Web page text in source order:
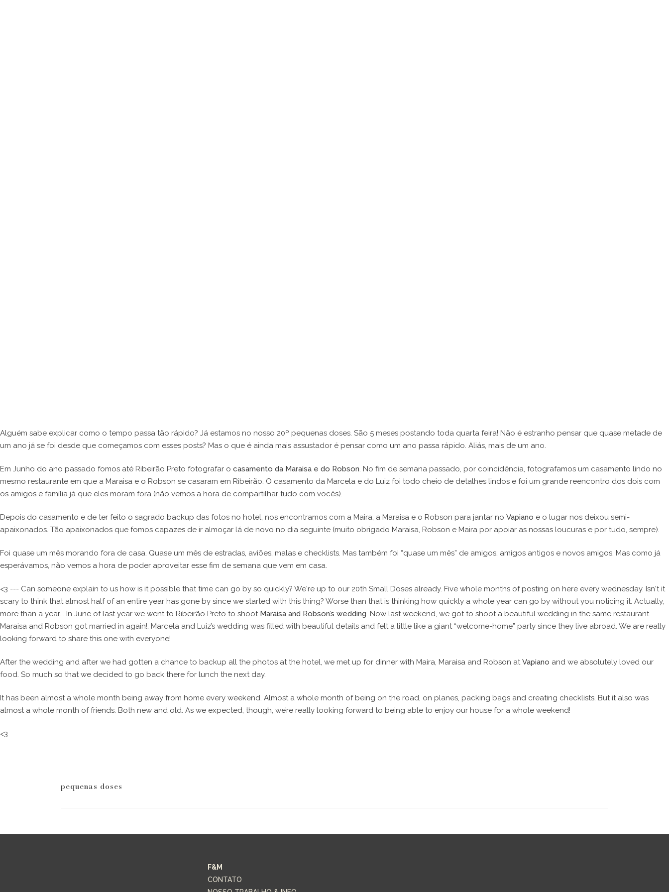
Alguém sabe explicar como o tempo passa tão rápido? Já estamos no nosso 20º pequenas doses. São 5 meses postando toda quarta feira! Não é estranho pensar que quase metade de
um ano já se foi desde que começamos com esses posts? Mas o que é ainda mais assustador é pensar como um ano passa rápido. Aliás, mais de um ano.
Em Junho do ano passado fomos até Ribeirão Preto fotografar o casamento da Maraisa e do Robson. No fim de semana passado, por coincidência, fotografamos um casamento lindo no
mesmo restaurante em que a Maraisa e o Robson se casaram em Ribeirão. O casamento da Marcela e do Luiz foi todo cheio de detalhes lindos e foi um grande reencontro dos dois com
os amigos e família já que eles moram fora (não vemos a hora de compartilhar tudo com vocês).
Depois do casamento e de ter feito o sagrado backup das fotos no hotel, nos encontramos com a Maira, a Maraisa e o Robson para jantar no Vapiano e o lugar nos deixou semi-
apaixonados. Tão apaixonados que fomos capazes de ir almoçar lá de novo no dia seguinte (muito obrigado Maraisa, Robson e Maira por apoiar as nossas loucuras e por tudo, sempre).
Foi quase um mês morando fora de casa. Quase um mês de estradas, aviões, malas e checklists. Mas também foi “quase um mês” de amigos, amigos antigos e novos amigos. Mas como já
esperávamos, não vemos a hora de poder aproveitar esse fim de semana que vem em casa.
<3 --- Can someone explain to us how is it possible that time can go by so quickly? We're up to our 20th Small Doses already. Five whole months of posting on here every wednesday. Isn't it
scary to think that almost half of an entire year has gone by since we started with this thing? Worse than that is thinking how quickly a whole year can go by without you noticing it. Actually,
more than a year... In June of last year we went to Ribeirão Preto to shoot Maraisa and Robson’s wedding. Now last weekend, we got to shoot a beautiful wedding in the same restaurant
Maraisa and Robson got married in again!. Marcela and Luiz’s wedding was filled with beautiful details and felt a little like a giant “welcome-home” party since they live abroad. We are really
looking forward to share this one with everyone!
After the wedding and after we had gotten a chance to backup all the photos at the hotel, we met up for dinner with Maira, Maraisa and Robson atVapiano and we absolutely loved our
food. So much so that we decided to go back there for lunch the next day.
It has been almost a whole month being away from home every weekend. Almost a whole month of being on the road, on planes, packing bags and creating checklists. But it also was
almost a whole month of friends. Both new and old. As we expected, though, we’re really looking forward to being able to enjoy our house for a whole weekend!
<3
pequenas doses
F&M
CONTATO